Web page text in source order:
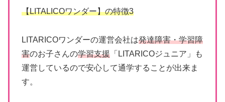
【LITALICOワンダー】の特徴3
LITARICOワンダーの運営会社は発達障害・学習障
害のお子さんの学習支援 「LITARICOジュニア」も
運営しているので安心して通学することが出来ま
す。